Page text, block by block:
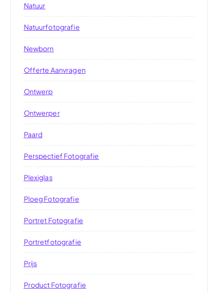
Natuur
Natuurfotografie
Newborn
Offerte Aanvragen
Ontwerp
Ontwerper
Paard
Perspectief Fotografie
Plexiglas
Ploeg Fotografie
Portret Fotografie
Portretfotografie
Prijs
Product Fotografie